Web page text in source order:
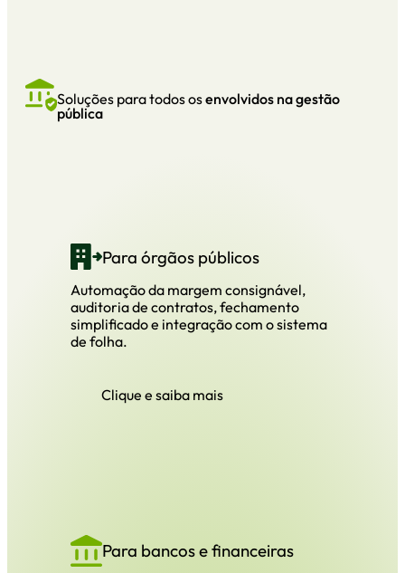
Soluções para todos osenvolvidos na gestão
pública
Para órgãos públicos
Automação da margem consignável,
auditoria de contratos, fechamento
simplificado e integração com o sistema
de folha.
Clique e saiba mais
Para bancos e financeiras